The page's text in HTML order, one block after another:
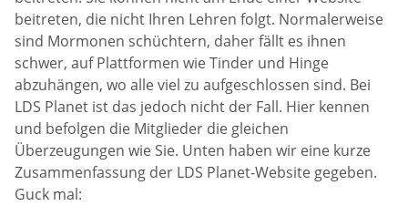
beitreten, die nicht Ihren Lehren folgt. Normalerweise
sind Mormonen schüchtern, daher fällt es ihnen
schwer, auf Plattformen wie Tinder und Hinge
abzuhängen, wo alle viel zu aufgeschlossen sind. Bei
LDS Planet ist das jedoch nicht der Fall. Hier kennen
und befolgen die Mitglieder die gleichen
Überzeugungen wie Sie. Unten haben wir eine kurze
Zusammenfassung der LDS Planet-Website gegeben.
Guck mal: